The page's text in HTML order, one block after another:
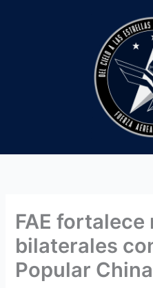
FAE
bilaterales
Popular China